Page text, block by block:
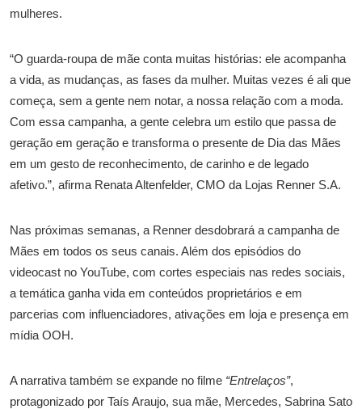
mulheres.
“O guarda-roupa de mãe conta muitas histórias: ele acompanha
a vida, as mudanças, as fases da mulher. Muitas vezes é ali que
começa, sem a gente nem notar, a nossa relação com a moda.
Com essa campanha, a gente celebra um estilo que passa de
geração em geração e transforma o presente de Dia das Mães
em um gesto de reconhecimento, de carinho e de legado
afetivo.”, afirma Renata Altenfelder, CMO da Lojas Renner S.A.
Nas próximas semanas, a Renner desdobrará a campanha de
Mães em todos os seus canais. Além dos episódios do
videocast no YouTube, com cortes especiais nas redes sociais,
a temática ganha vida em conteúdos proprietários e em
parcerias com influenciadores, ativações em loja e presença em
mídia OOH.
A narrativa também se expande no filme “Entrelaços”,
protagonizado por Taís Araujo, sua mãe, Mercedes, Sabrina Sato